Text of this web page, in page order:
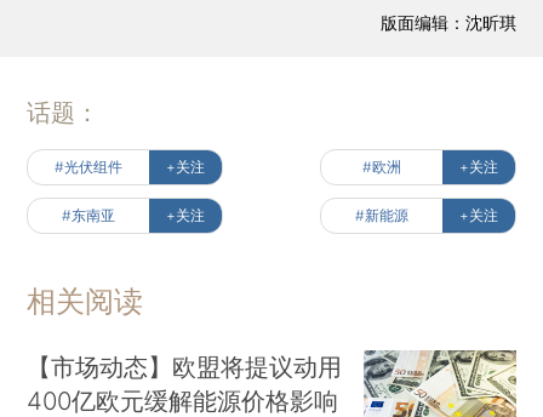
版面编辑：沈昕琪
话题：
#光伏组件 +关注 #欧洲 +关注
#东南亚 +关注 #新能源 +关注
相关阅读
【市场动态】欧盟将提议动用
400亿欧元缓解能源价格影响